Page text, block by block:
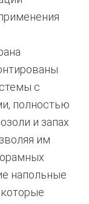
с
полностью
и запах
им
напольные